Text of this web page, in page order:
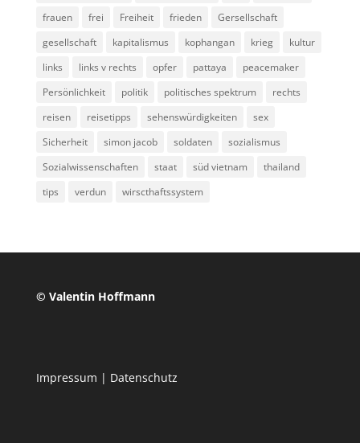
frauen
frei Freiheit frieden
Gersellschaft
gesellschaft
kapitalismus kophangan krieg
kultur
links
links v rechts opfer pattaya
peacemaker
Persönlichkeit
politik politisches spektrum
rechts
reisen
reisetipps sehenswürdigkeiten
sex
Sicherheit
simon jacob soldaten
sozialismus
Sozialwissenschaften
staat süd vietnam
thailand
tips
verdun wirscthaftssystem
© Valentin Hoffmann
Impressum | Datenschutz